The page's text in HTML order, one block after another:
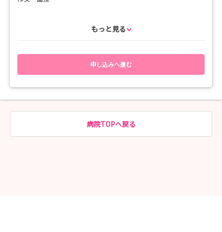
1．履歴書（写真添付）添付データをダウンロードしてご利用下
2．卒業見込証明書（卒業証明書）
b2c0ab1f503caa89eba
マイナビのWEB提出の場合、卒業見込証明書（卒業証明書）と、
成績証明書は当日にご持参ください。
もっと見る
申し込みへ進む
病院TOPへ戻る